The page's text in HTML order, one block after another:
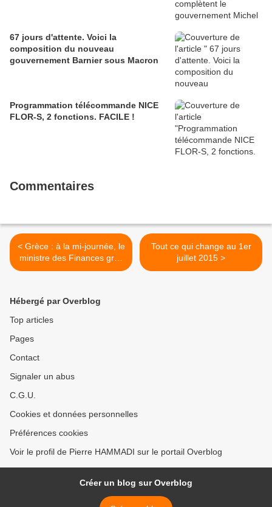
67 jours d'attente. Voici la
composition du nouveau
gouvernement Barnier sous Macron
Programmation télécommande NICE
FLOR-S, 2 fonctions. FACILE !
Commentaires
< Grèce : à la mi-journée, le
ministre des Finances grec
Yanis Varoufakis a confirmé
Tout ce qui change au 1er
juillet 2015 >
Hébergé par Overblog
Top articles
Pages
Contact
Signaler un abus
C.G.U.
Cookies et données personnelles
Préférences cookies
Voir le profil de Pierre HAMMADI sur le portail Overblog
Créer un blog sur Overblog